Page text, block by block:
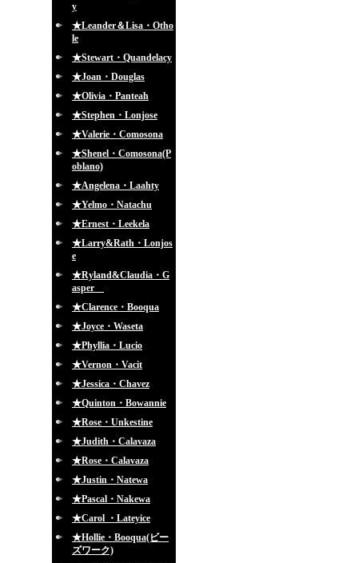
y
★Leander＆Lisa・Otho
le
★Stewart・Quandelacy
★Joan・Douglas
★Olivia・Panteah
★Stephen・Lonjose
★Valerie・Comosona
★Shenel・Comosona(P
oblano)
★Angelena・Laahty
★Yelmo・Natachu
★Ernest・Leekela
★Larry&Rath・Lonjos
e
★Ryland&Claudia・G
asper
★Clarence・Booqua
★Joyce・Waseta
★Phyllia・Lucio
★Vernon・Vacit
★Jessica・Chavez
★Quinton・Bowannie
★Rose・Unkestine
★Judith・Calavaza
★Rose・Calavaza
★Justin・Natewa
★Pascal・Nakewa
★Carol ・Lateyice
★Hollie・Booqua(ビー
ズワーク)